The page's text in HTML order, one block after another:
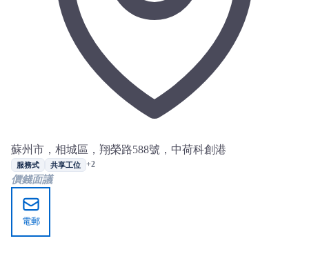
蘇州市，相城區，翔榮路588號，中荷科創港
服務式 共享工位 +2
價錢面議
電郵